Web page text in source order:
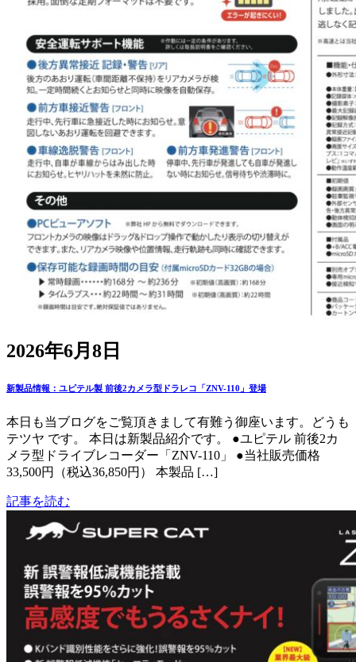
2026年6月8日
新製品情報：ユピテル製 前後2カメラ型ドラレコ「ZNV-110」登場
本日も当ブログをご覧頂きまして有難う御座います。どうも
テツヤ です。 本日は新製品紹介です。 ●ユピテル 前後2カ
メラ型ドライブレコーダー「ZNV-110」 ●当社販売価格
33,500円（税込36,850円） 本製品 […]
記事を読む